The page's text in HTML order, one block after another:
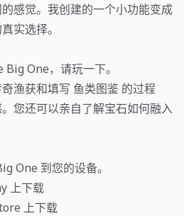
感觉。我创建的一个小功能变成
实选择。
One，请玩一下。
渔获和填写 鱼类图鉴 的过程
您还可以亲自了解宝石如何融入
One 到您的设备。
上下载
上下载